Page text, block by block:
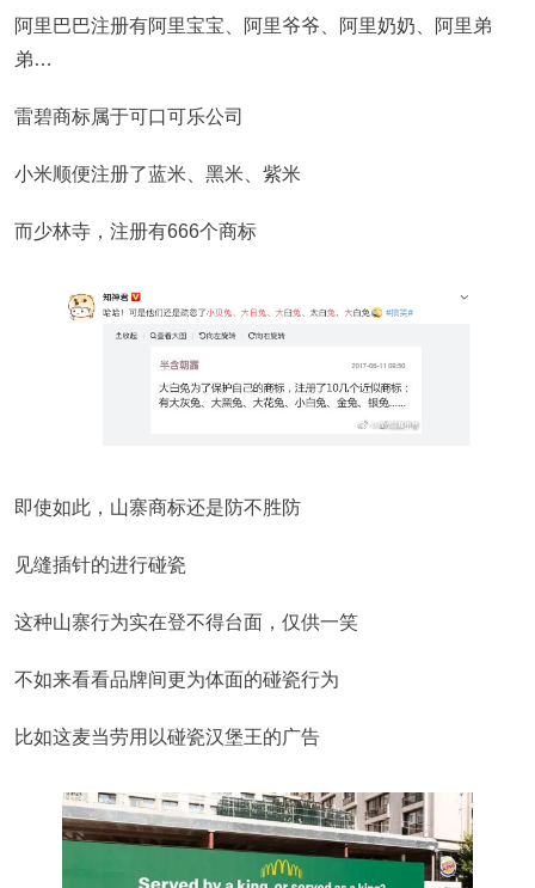
阿里巴巴注册有阿里宝宝、阿里爷爷、阿里奶奶、阿里弟
弟…
雷碧商标属于可口可乐公司
小米顺便注册了蓝米、黑米、紫米
而少林寺，注册有666个商标
即使如此，山寨商标还是防不胜防
见缝插针的进行碰瓷
这种山寨行为实在登不得台面，仅供一笑
不如来看看品牌间更为体面的碰瓷行为
比如这麦当劳用以碰瓷汉堡王的广告